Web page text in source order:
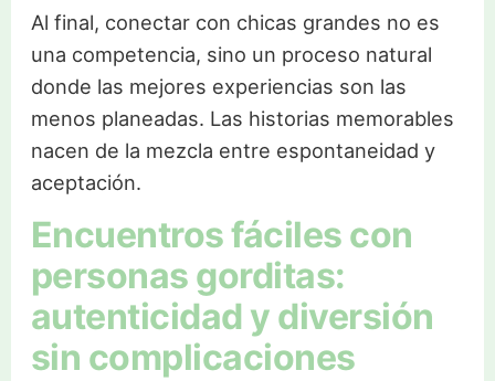
Al final, conectar con chicas grandes no es
una competencia, sino un proceso natural
donde las mejores experiencias son las
menos planeadas. Las historias memorables
nacen de la mezcla entre espontaneidad y
aceptación.
Encuentros fáciles con
personas gorditas:
autenticidad y diversión
sin complicaciones